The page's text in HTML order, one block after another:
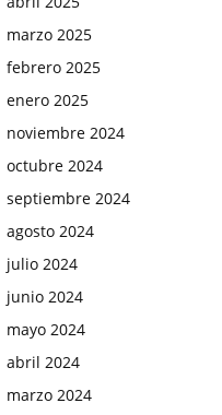
marzo 2025
febrero 2025
enero 2025
noviembre 2024
octubre 2024
septiembre 2024
agosto 2024
julio 2024
junio 2024
mayo 2024
abril 2024
marzo 2024